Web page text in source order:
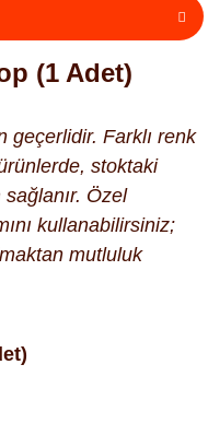
(1 Adet)
geçerlidir. Farklı renk
stoktaki
Özel
kullanabilirsiniz;
mutluluk